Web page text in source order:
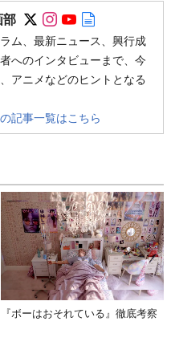
部 Follow on SNS
Follow on SNS
Follow on
ム、最新ニュース、興行成
へのインタビューまで、今
アニメなどのヒントとなる
記事一覧はこちら
『ボーはおそれている』徹底考察